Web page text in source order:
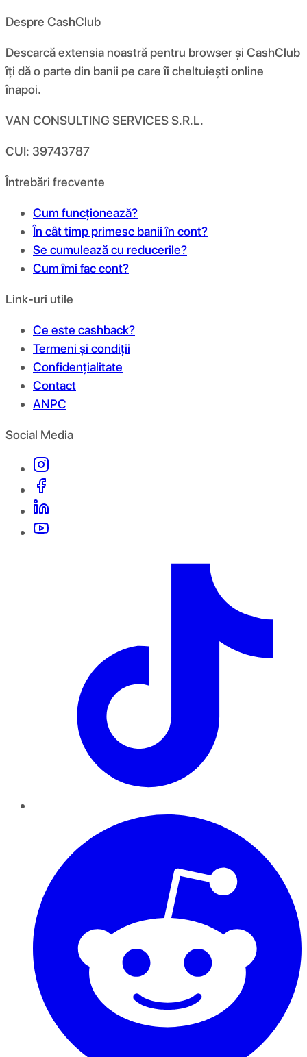
Despre CashClub
Descarcă extensia noastră pentru browser și CashClub
îți dă o parte din banii pe care îi cheltuiești online
înapoi.
VAN CONSULTING SERVICES S.R.L.
CUI: 39743787
Întrebări frecvente
Cum funcționează?
În cât timp primesc banii în cont?
Se cumulează cu reducerile?
Cum îmi fac cont?
Link-uri utile
Ce este cashback?
Termeni și condiții
Confidențialitate
Contact
ANPC
Social Media